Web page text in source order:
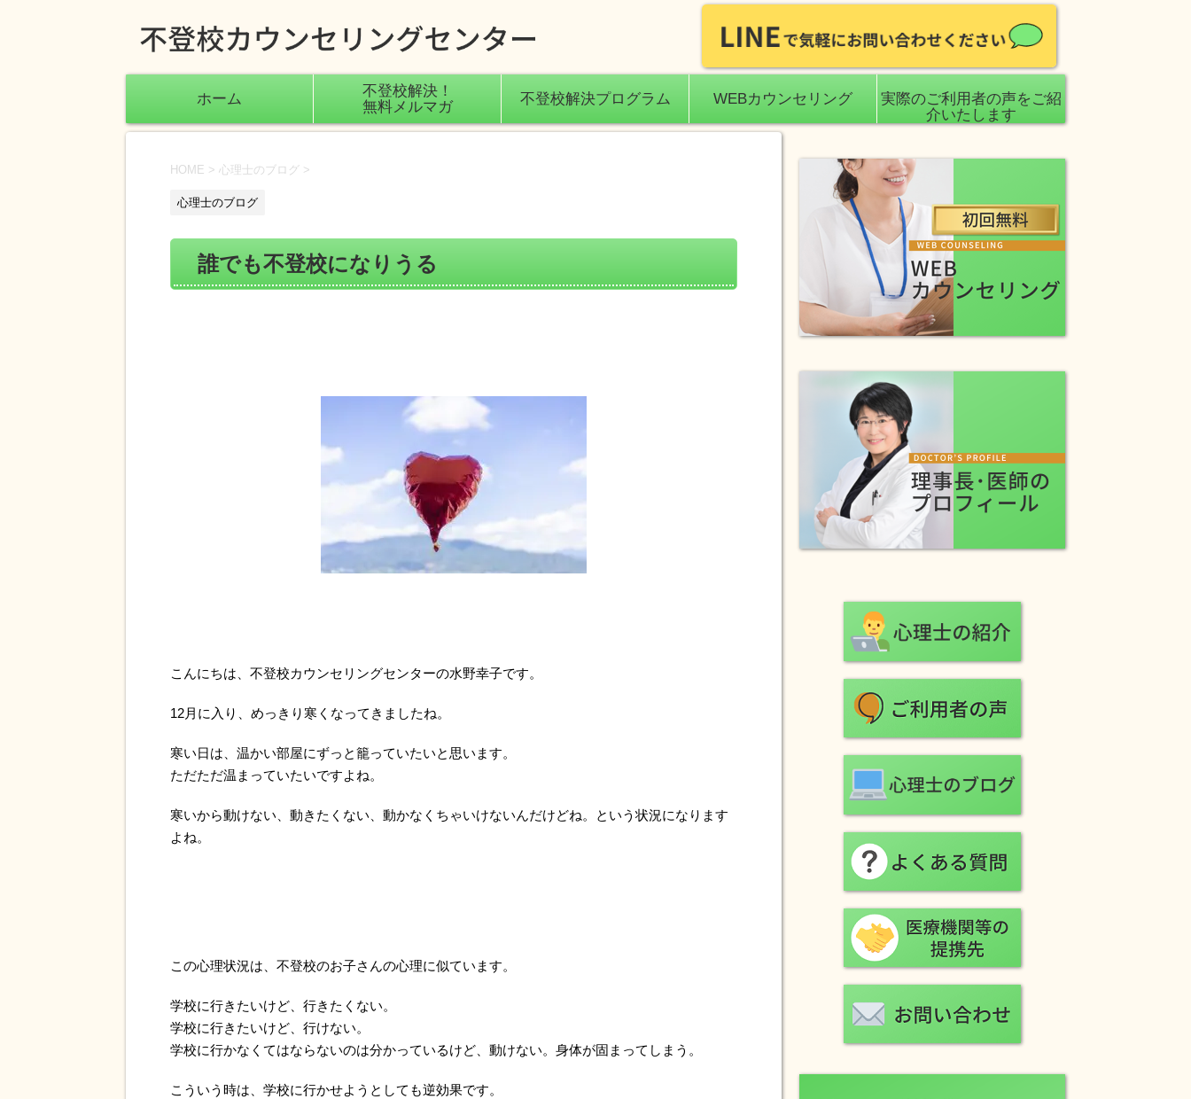
ホーム
不登校解決！
無料メルマガ
不登校解決プログラム WEBカウンセリング
実際のご利用者の声をご紹
介いたします
HOME > 心理士のブログ >
心理士のブログ
誰でも不登校になりうる
こんにちは、不登校カウンセリングセンターの水野幸子です。
12月に入り、めっきり寒くなってきましたね。
寒い日は、温かい部屋にずっと籠っていたいと思います。
ただただ温まっていたいですよね。
寒いから動けない、動きたくない、動かなくちゃいけないんだけどね。という状況になります
よね。
この心理状況は、不登校のお子さんの心理に似ています。
学校に行きたいけど、行きたくない。
学校に行きたいけど、行けない。
学校に行かなくてはならないのは分かっているけど、動けない。身体が固まってしまう。
こういう時は、学校に行かせようとしても逆効果です。